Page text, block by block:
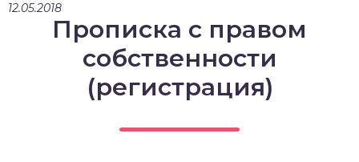
12.05.2018
Прописка с правом
собственности
(регистрация)